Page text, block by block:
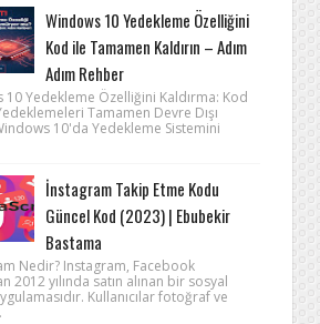
Windows 10 Yedekleme Özelliğini
Kod ile Tamamen Kaldırın – Adım
Adım Rehber
10 Yedekleme Özelliğini Kaldırma: Kod
Tamamen Devre Dışı
10'da Yedekleme Sistemini
İnstagram Takip Etme Kodu
Güncel Kod (2023) | Ebubekir
Bastama
Nedir? Instagram, Facebook
2012 yılında satın alınan bir sosyal
Kullanıcılar fotoğraf ve